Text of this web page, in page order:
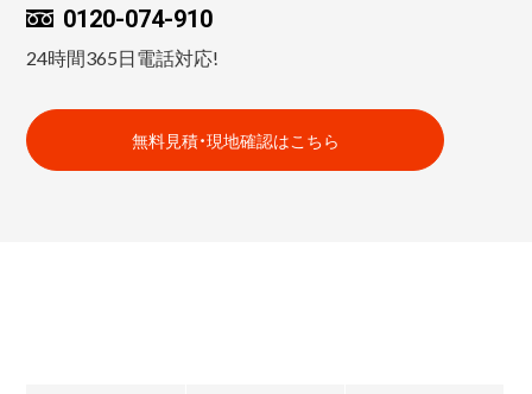
0120-074-910
24時間365日電話対応!
無料見積・現地確認はこちら